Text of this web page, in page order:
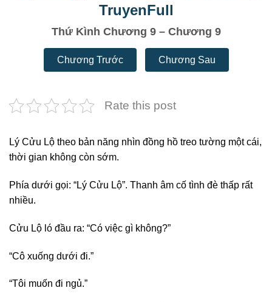
TruyenFull
Thứ Kình Chương 9 – Chương 9
Chương Trước Chương Sau
Rate this post
Lý Cửu Lộ theo bản năng nhìn đồng hồ treo tường một cái,
thời gian không còn sớm.
Phía dưới gọi: “Lý Cửu Lộ”. Thanh âm cố tình đè thấp rất
nhiều.
Cửu Lộ ló đầu ra: “Có việc gì không?”
“Cô xuống dưới đi.”
“Tôi muốn đi ngủ.”